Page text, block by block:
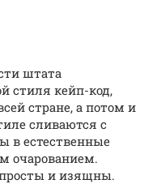
штата
стиля кейп-код,
стране, а потом и
сливаются с
в естественные
очарованием.
и изящны.